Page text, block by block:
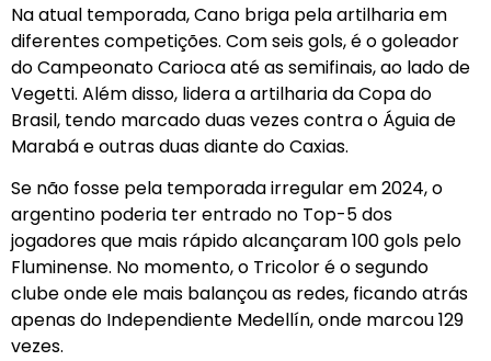
Na atual temporada, Cano briga pela artilharia em
diferentes competições. Com seis gols, é o goleador
do Campeonato Carioca até as semifinais, ao lado de
Vegetti. Além disso, lidera a artilharia da Copa do
Brasil, tendo marcado duas vezes contra o Águia de
Marabá e outras duas diante do Caxias.
Se não fosse pela temporada irregular em 2024, o
argentino poderia ter entrado no Top-5 dos
jogadores que mais rápido alcançaram 100 gols pelo
Fluminense. No momento, o Tricolor é o segundo
clube onde ele mais balançou as redes, ficando atrás
apenas do Independiente Medellín, onde marcou 129
vezes.